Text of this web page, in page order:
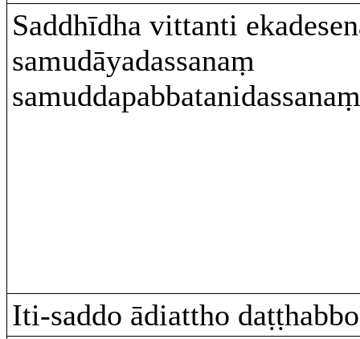
Saddhīdha vittanti
samudāyadassanaṃ
Iti-saddo ādiattho